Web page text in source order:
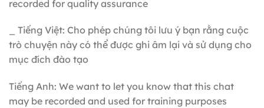
recorded for quality assurance
_ Tiếng Việt: Cho phép chúng tôi lưu ý bạn rằng cuộc
trò chuyện này có thể được ghi âm lại và sử dụng cho
mục đích đào tạo
Tiếng Anh: We want to let you know that this chat
may be recorded and used for training purposes